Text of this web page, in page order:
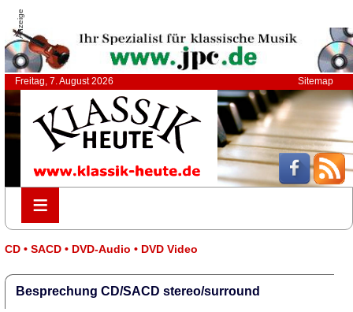
Anzeige
Freitag, 7. August 2026 Sitemap
≡
≡
CD • SACD • DVD-Audio • DVD Video
Besprechung CD/SACD stereo/surround